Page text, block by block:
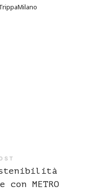
con METRO